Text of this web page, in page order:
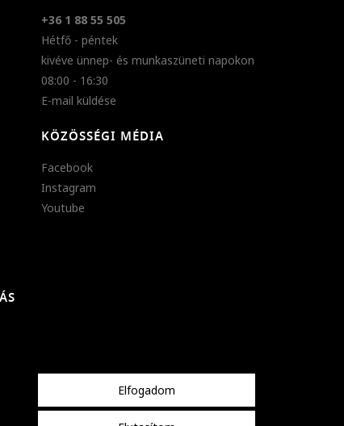
Elfogadom
+36 1 88 55 505
Hétfő - péntek
kivéve ünnep- és munkaszüneti napokon
08:00 - 16:30
E-mail küldése
KÖZÖSSÉGI MÉDIA
Facebook
Instagram
Youtube